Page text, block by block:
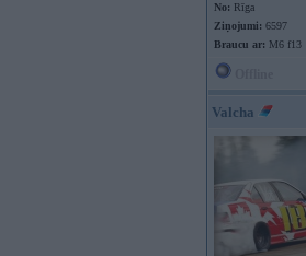
No: Rīga
Ziņojumi: 6597
Braucu ar: M6 f13
Valcha